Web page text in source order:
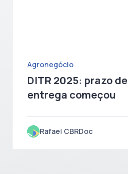
Agronegócio
DITR 2025: prazo de
entrega começou
Rafael CBRDoc